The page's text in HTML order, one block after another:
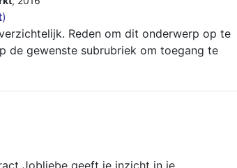
)
Reden om dit onderwerp op te
de gewenste subrubriek om toegang te
Jobliebe geeft je inzicht in je